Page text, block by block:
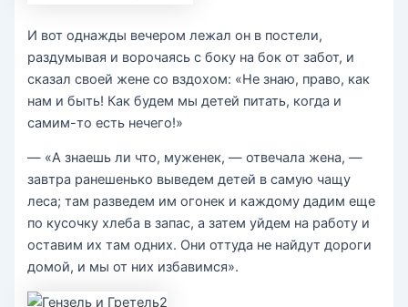
И вот однажды вечером лежал он в постели,
раздумывая и ворочаясь с боку на бок от забот, и
сказал своей жене со вздохом: «Не знаю, право, как
нам и быть! Как будем мы детей питать, когда и
самим-то есть нечего!»
— «А знаешь ли что, муженек, — отвечала жена, —
завтра ранешенько выведем детей в самую чащу
леса; там разведем им огонек и каждому дадим еще
по кусочку хлеба в запас, а затем уйдем на работу и
оставим их там одних. Они оттуда не найдут дороги
домой, и мы от них избавимся».